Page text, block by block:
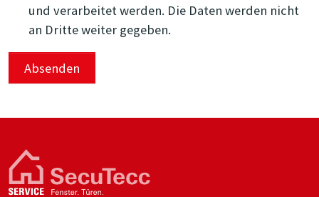
und verarbeitet werden. Die Daten werden nicht
an Dritte weiter gegeben.
Absenden